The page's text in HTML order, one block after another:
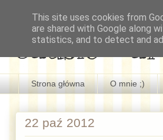
edusio -
Strona główna O mnie ;)
22 paź 2012
This site uses cookies from
are shared with Google along
statistics, and to detect and